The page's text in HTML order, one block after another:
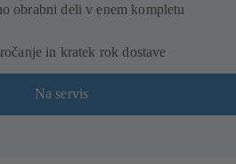
obrabni deli v enem kompletu
in kratek rok dostave
Na servis